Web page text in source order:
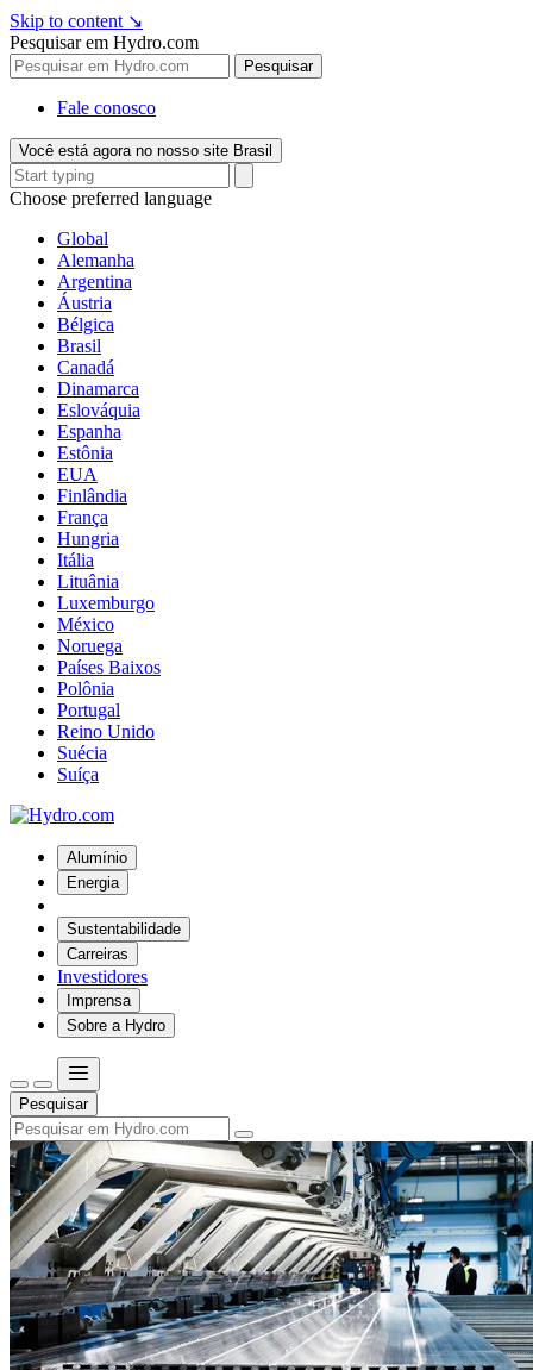
Skip to content ↘
Pesquisar em Hydro.com
Pesquisar
Fale conosco
Você está agora no nosso site Brasil
Choose preferred language
Global
Alemanha
Argentina
Áustria
Bélgica
Brasil
Canadá
Dinamarca
Eslováquia
Espanha
Estônia
EUA
Finlândia
França
Hungria
Itália
Lituânia
Luxemburgo
México
Noruega
Países Baixos
Polônia
Portugal
Reino Unido
Suécia
Suíça
Alumínio
Energia
Sustentabilidade
Carreiras
Investidores
Imprensa
Sobre a Hydro
Pesquisar